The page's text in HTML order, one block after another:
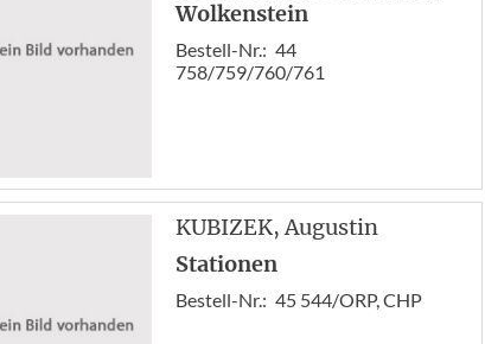
Wolkenstein
Bestell-Nr.: 44
758/759/760/761
KUBIZEK, Augustin
Stationen
Bestell-Nr.: 45 544/ORP, CHP